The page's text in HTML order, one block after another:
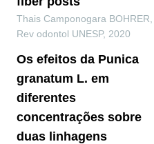
Thais Camponogara BOHRER
Rev odontol UNESP, 2020
Os efeitos da Punica
granatum L. em
diferentes
concentrações sobre
duas linhagens